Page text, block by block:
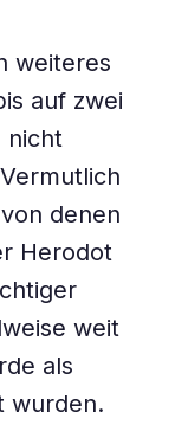
weiteres
auf zwei
nicht
denen
Herodot
weit
als
wurden.